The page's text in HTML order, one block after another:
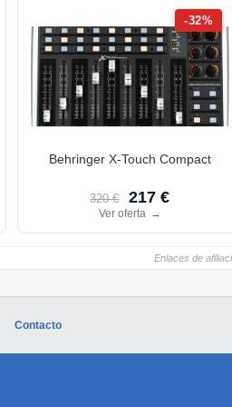
-32%
Behringer X-Touch Compact
320 € 217 €
Ver oferta →
Enlaces de
Contacto